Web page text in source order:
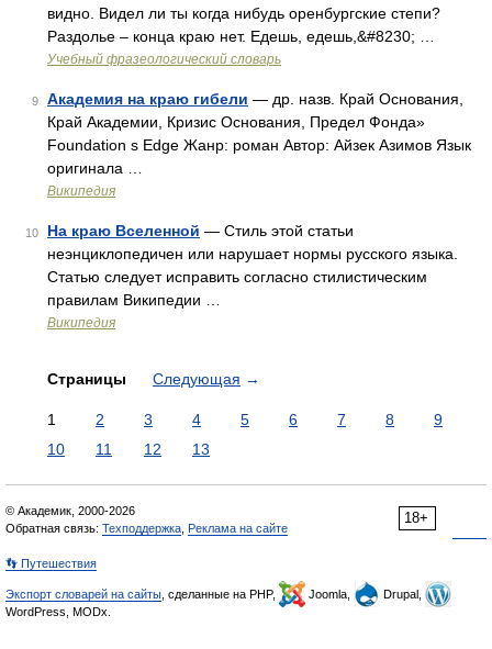
видно. Видел ли ты когда нибудь оренбургские степи?
Раздолье – конца краю нет. Едешь, едешь,&#8230; …
Учебный фразеологический словарь
9 Академия на краю гибели — др. назв. Край Основания,
Край Академии, Кризис Основания, Предел Фонда»
Foundation s Edge Жанр: роман Автор: Айзек Азимов Язык
оригинала …
Википедия
10 На краю Вселенной — Стиль этой статьи
неэнциклопедичен или нарушает нормы русского языка.
Статью следует исправить согласно стилистическим
правилам Википедии …
Википедия
Страницы Следующая →
1 2 3 4 5 6 7 8
9
10
11 12 13
18+
© Академик, 2000-2026
Обратная связь: Техподдержка Реклама на сайте
👣 Путешествия
Экспорт словарей на сайты , сделанные на PHP, Joomla,
Drupal,
WordPress, MODx.